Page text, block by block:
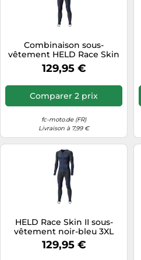
Combinaison sous-
vêtement HELD Race Skin
II noir-bleu DXXL
129,95 €
Comparer 2 prix
fc-moto.de (FR)
Livraison à 7,99 €
HELD Race Skin II sous-
vêtement noir-bleu 3XL
129,95 €